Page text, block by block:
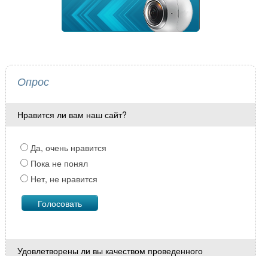
Опрос
Нравится ли вам наш сайт?
Да, очень нравится
Пока не понял
Нет, не нравится
Удовлетворены ли вы качеством проведенного